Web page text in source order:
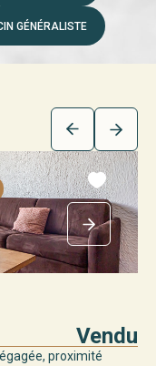
GÉNÉRALISTE
Vendu
proximité